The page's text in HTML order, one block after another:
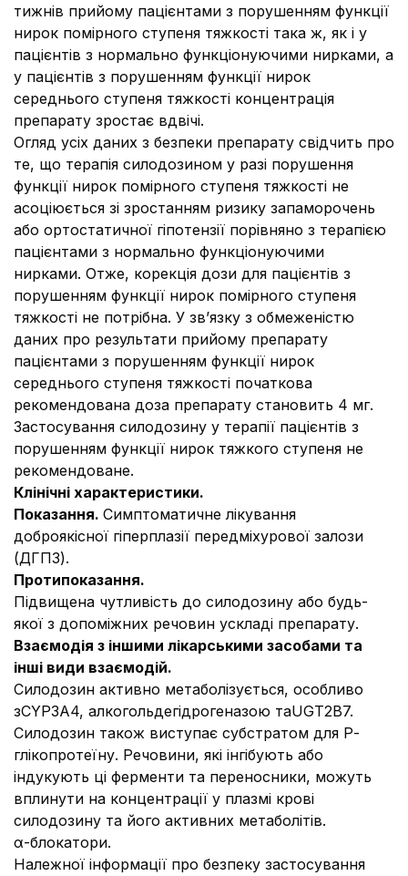
тижнів прийому пацієнтами з порушенням функції
нирок помірного ступеня тяжкості така ж, як і у
пацієнтів з нормально функціонуючими нирками, а
у пацієнтів з порушенням функції нирок
середнього ступеня тяжкості концентрація
препарату зростає вдвічі.
Огляд усіх даних з безпеки препарату свідчить про
те, що терапія силодозином у разі порушення
функції нирок помірного ступеня тяжкості не
асоціюється зі зростанням ризику запаморочень
або ортостатичної гіпотензії порівняно з терапією
пацієнтами з нормально функціонуючими
нирками. Отже, корекція дози для пацієнтів з
порушенням функції нирок помірного ступеня
тяжкості не потрібна. У зв’язку з обмеженістю
даних про результати прийому препарату
пацієнтами з порушенням функції нирок
середнього ступеня тяжкості початкова
рекомендована доза препарату становить 4 мг.
Застосування силодозину у терапії пацієнтів з
порушенням функції нирок тяжкого ступеня не
рекомендоване.
Клінічні характеристики.
Показання. Симптоматичне лікування
доброякісної гіперплазії передміхурової залози
(ДГПЗ).
Протипоказання.
Підвищена чутливість до силодозину або будь-
якої з допоміжних речовин ускладі препарату.
Взаємодія з іншими лікарськими засобами та
інші види взаємодій.
Силодозин активно метаболізується, особливо
зCYP3A4, алкогольдегідрогеназою таUGT2B7.
Силодозин також виступає субстратом для Р-
глікопротеїну. Речовини, які інгібують або
індукують ці ферменти та переносники, можуть
вплинути на концентрації у плазмі крові
силодозину та його активних метаболітів.
α-блокатори.
Належної інформації про безпеку застосування